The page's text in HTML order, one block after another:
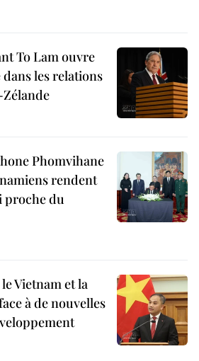
To Lam ouvre
les relations
Phomvihane
rendent
proche du
Vietnam et la
à de nouvelles